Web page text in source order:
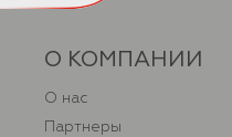
О КОМПАНИИ
О нас
Партнеры